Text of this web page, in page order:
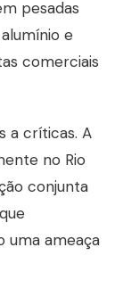
pesadas
e
comerciais
a críticas. A
no Rio
conjunta
uma ameaça